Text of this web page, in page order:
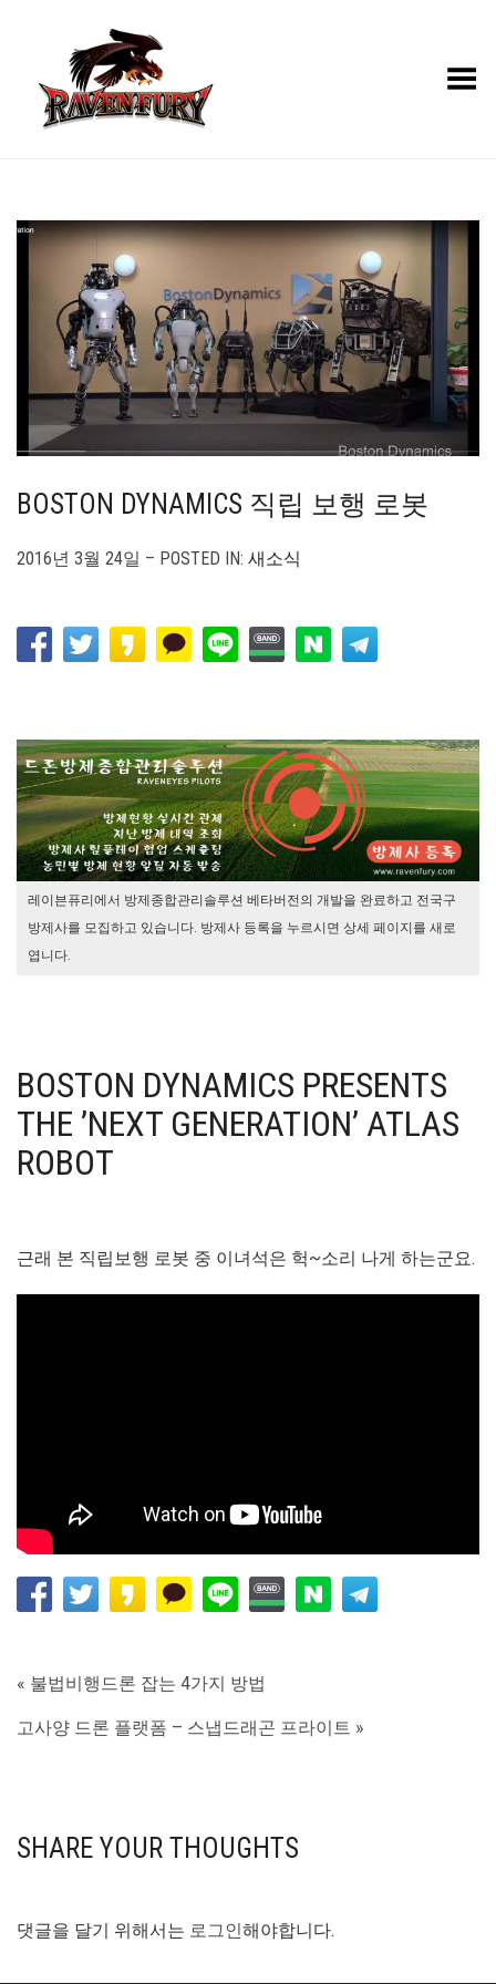
Toggle Menu
BOSTON DYNAMICS 직립 보행 로봇
2016년 3월 24일 – POSTED IN: 새소식
레이븐퓨리에서 방제종합관리솔루션 베타버전의 개발을 완료하고 전국구
방제사를 모집하고 있습니다. 방제사 등록을 누르시면 상세 페이지를 새로
엽니다.
BOSTON DYNAMICS PRESENTS
THE ’NEXT GENERATION’ ATLAS
ROBOT
근래 본 직립보행 로봇 중 이녀석은 헉~소리 나게 하는군요.
« 불법비행드론 잡는 4가지 방법
고사양 드론 플랫폼 – 스냅드래곤 프라이트 »
SHARE YOUR THOUGHTS
댓글을 달기 위해서는 로그인해야합니다.